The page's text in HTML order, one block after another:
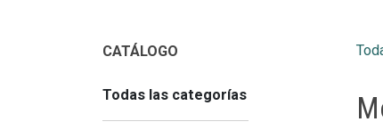
CATÁLOGO
Todas las categorías